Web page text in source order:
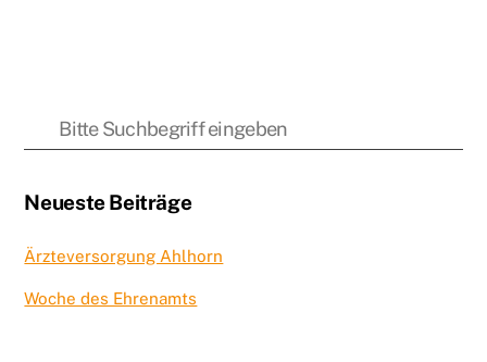
Neueste Beiträge
Ärzteversorgung Ahlhorn
Woche des Ehrenamts